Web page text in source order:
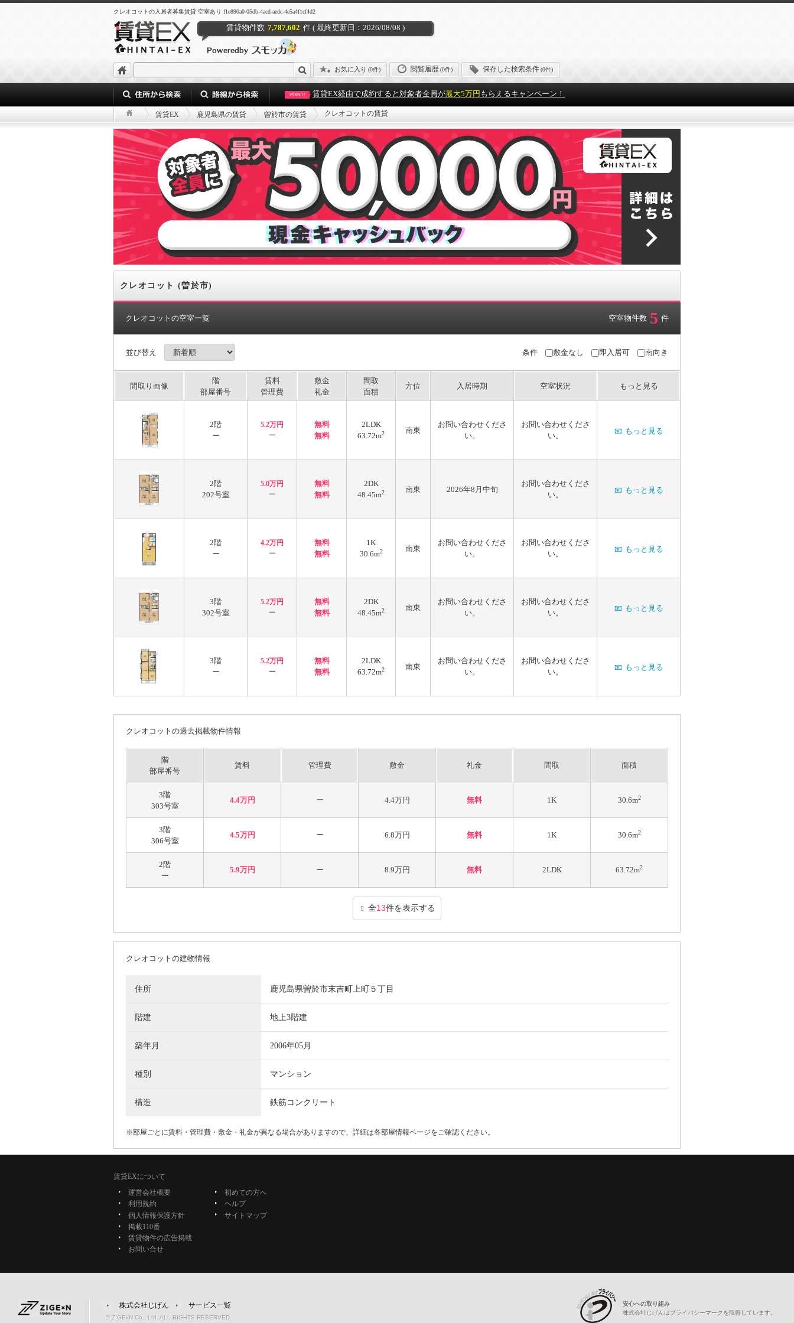
クレオコットの入居者募集賃貸 空室あり f1e890a0-05db-4acd-aedc-4e5a4f1cf4d2
賃貸物件数 7,787,602 件 ( 最終更新日：2026/08/08 )
お気に入り (0件) 閲覧履歴(0件) 保存した検索条件(0件)
POINT! 賃貸EX経由で成約すると対象者全員が最大5万円 もらえるキャンペーン！
賃貸EX 鹿児島県の賃貸 曽於市の賃貸 クレオコットの賃貸
クレオコット (曽於市)
クレオコットの空室一覧 空室物件数 5 件
並び替え 条件 敷金なし 即入居可 南向き
間取り画像
階
部屋番号
賃料
管理費
敷金
礼金
間取
面積
方位 入居時期 空室状況 もっと見る
2階
ー
5.2万円
ー
無料
無料
2LDK
63.72m2 南東
お問い合わせくださ
い。
お問い合わせくださ
い。
📧 もっと見る
2階
202号室
5.0万円
ー
無料
無料
2DK
48.45m2 南東 2026年8月中旬
お問い合わせくださ
い。
📧 もっと見る
2階
ー
4.2万円
ー
無料
無料
1K
30.6m2 南東
お問い合わせくださ
い。
お問い合わせくださ
い。
📧 もっと見る
3階
302号室
5.2万円
ー
無料
無料
2DK
48.45m2 南東
お問い合わせくださ
い。
お問い合わせくださ
い。
📧 もっと見る
3階
ー
5.2万円
ー
無料
無料
2LDK
63.72m2 南東
お問い合わせくださ
い。
お問い合わせくださ
い。
📧 もっと見る
クレオコットの過去掲載物件情報
階
部屋番号
賃料 管理費 敷金 礼金 間取 面積
3階
303号室
4.4万円 ー 4.4万円 無料 1K 30.6m2
3階
306号室
4.5万円 ー 6.8万円 無料 1K 30.6m2
2階
ー
5.9万円 ー 8.9万円 無料 2LDK 63.72m2
全13件を表示する
クレオコットの建物情報
住所 鹿児島県曽於市末吉町上町５丁目
階建 地上3階建
築年月 2006年05月
種別 マンション
構造 鉄筋コンクリート
※部屋ごとに賃料・管理費・敷金・礼金が異なる場合がありますので、詳細は各部屋情報ページをご確認ください。
賃貸EXについて
運営会社概要
利用規約
個人情報保護方針
掲載110番
賃貸物件の広告掲載
お問い合せ
初めての方へ
ヘルプ
サイトマップ
株式会社じげん サービス一覧
© ZIGExN Co., Ltd. ALL RIGHTS RESERVED.
安心への取り組み
株式会社じげんはプライバシーマークを取得しています。